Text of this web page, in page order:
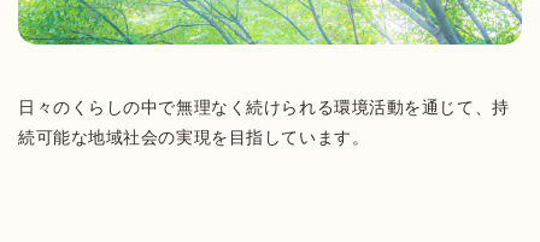
日々のくらしの中で無理なく続けられる環境活動を通じて、持
続可能な地域社会の実現を目指しています。